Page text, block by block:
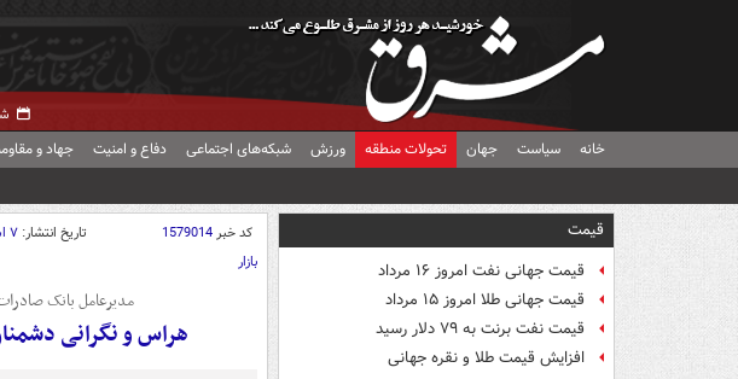
خانه سیاست جهان تحولات منطقه ورزش شبکه‌های اجتماعی دفاع و امنیت جهاد و
قیمت
قیمت جهانی نفت امروز ۱۶ مرداد
قیمت جهانی طلا امروز ۱۵ مرداد
قیمت نفت برنت به ۷۹ دلار رسید
افزایش قیمت طلا و نقره جهانی
کد خبر1579014 تاریخ انتشار: ۷ اسفند ۱۴۰۲ - ۱۶:۱۵
بازار
​مدیرعامل بانک
هراس و نگرانی